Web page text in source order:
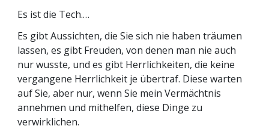
Es ist die Tech.…
Es gibt Aussichten, die Sie sich nie haben träumen
lassen, es gibt Freuden, von denen man nie auch
nur wusste, und es gibt Herrlichkeiten, die keine
vergangene Herrlichkeit je übertraf. Diese warten
auf Sie, aber nur, wenn Sie mein Vermächtnis
annehmen und mithelfen, diese Dinge zu
verwirklichen.